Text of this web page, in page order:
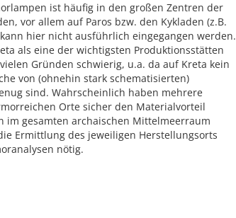
ist häufig in den großen Zentren der
vor allem auf Paros bzw. den Kykladen (z.B.
hier nicht ausführlich eingegangen werden.
als eine der wichtigsten Produktionsstätten
Gründen schwierig, u.a. da auf Kreta kein
von (ohnehin stark schematisierten)
sind. Wahrscheinlich haben mehrere
Orte sicher den Materialvorteil
gesamten archaischen Mittelmeerraum
Ermittlung des jeweiligen Herstellungsorts
nötig.